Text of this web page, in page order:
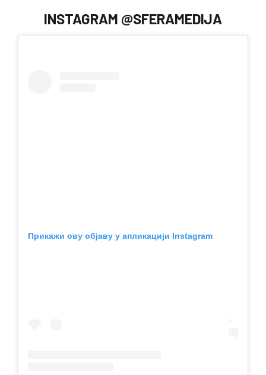
INSTAGRAM @SFERAMEDIJA
Прикажи ову објаву у апликацији Instagram